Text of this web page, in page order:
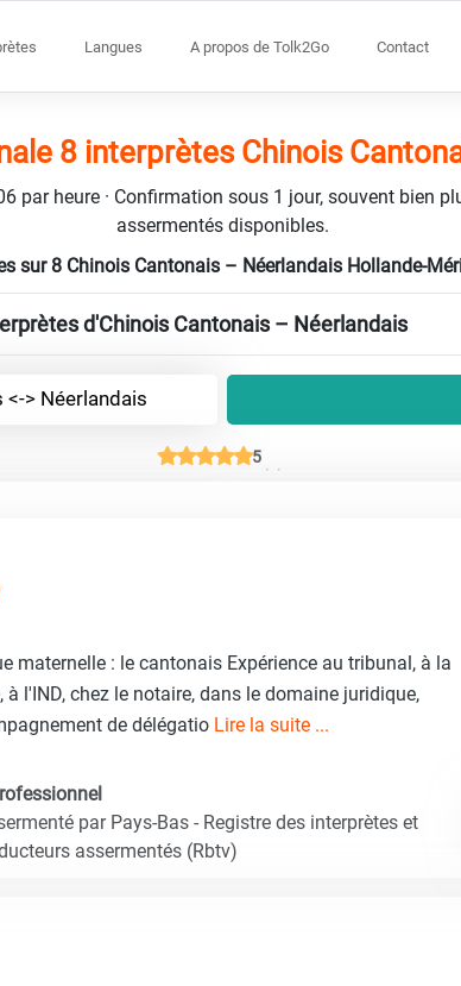
Langues A propos de Tolk2Go Contact
8 interprètes Chinois
par heure · Confirmation sous 1 jour, souvent bien
assermentés disponibles.
sur 8 Chinois Cantonais – Néerlandais Hollande-
d'Chinois Cantonais – Néerlandais
<-> Néerlandais
5
maternelle : le cantonais Expérience au tribunal, à la
à l'IND, chez le notaire, dans le domaine juridique,
de délégatio Lire la suite ...
par Pays-Bas - Registre des interprètes et
assermentés (Rbtv)